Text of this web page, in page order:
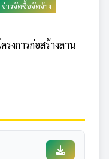
ข่าวจัดซื้อจัดจ้าง
งการก่อสร้างลาน